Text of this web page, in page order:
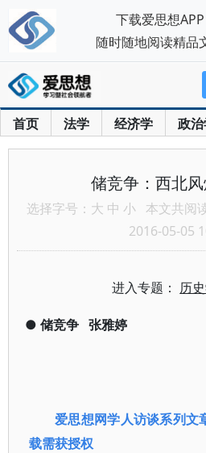
首页 法学 经济学 政
储竞争：西北
选择字号： 大 中 小 本文共阅
2016-05-05
进入专题： 历
● 储竞争 张雅婷
爱思想网学人访谈系列文
载需获授权
下载爱思想APP
随时随地阅读精品